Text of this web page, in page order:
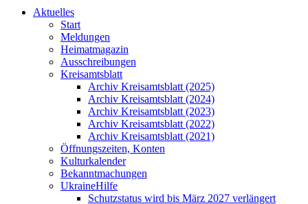
Aktuelles
Start
Meldungen
Heimatmagazin
Ausschreibungen
Kreisamtsblatt
Archiv Kreisamtsblatt (2025)
Archiv Kreisamtsblatt (2024)
Archiv Kreisamtsblatt (2023)
Archiv Kreisamtsblatt (2022)
Archiv Kreisamtsblatt (2021)
Öffnungszeiten, Konten
Kulturkalender
Bekanntmachungen
UkraineHilfe
Schutzstatus wird bis März 2027 verlängert